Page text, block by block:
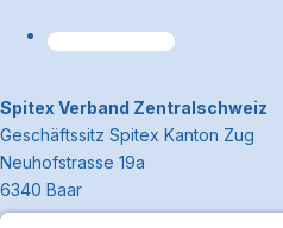
~Kontaktinformationen
Spitex Verband Zentralschweiz
Geschäftssitz Spitex Kanton Zug
Neuhofstrasse 19a
6340 Baar